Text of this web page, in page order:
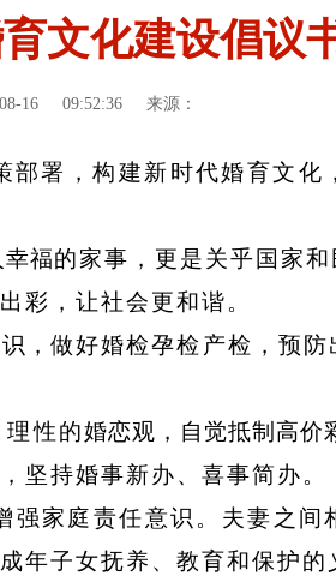
文化建设倡议
16 09:52:36 来源：
部署，构建新时代婚育文化
福的家事，更是关乎国家
彩，让社会更和谐。
， 做好婚检孕检产检 ， 预防
理性的婚恋观，自觉抵制高价
， 坚持婚事新办、 喜事简办。
强家庭责任意识。夫妻之间
年子女抚养 、 教育和保护的